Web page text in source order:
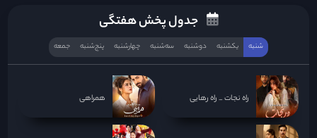
جدول پخش هفتگی
شنبه یکشنبه دوشنبه سه‌‌شنبه چهارشنبه پنج‌شنبه جمعه
راه نجات _ راه رهایی همراهی